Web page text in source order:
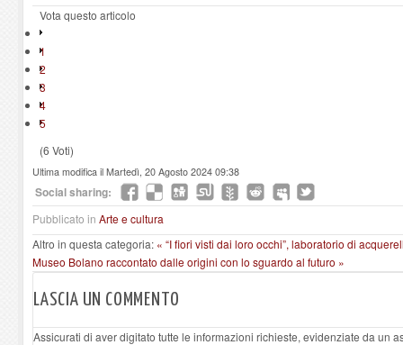
Vota questo articolo
1
2
3
4
5
(6 Voti)
Ultima modifica il Martedì, 20 Agosto 2024 09:38
Social sharing:
Pubblicato in Arte e cultura
Altro in questa categoria: « “I fiori visti dai loro occhi”, laboratorio di
Museo Bolano raccontato dalle origini con lo sguardo al futuro »
LASCIA UN COMMENTO
Assicurati di aver digitato tutte le informazioni richieste, evidenziate da un